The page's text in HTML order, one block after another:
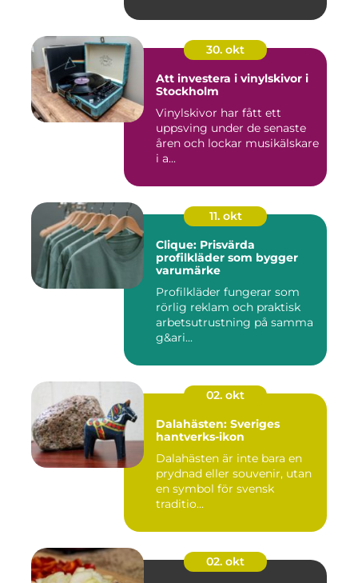
30. okt
Att investera i vinylskivor i
Stockholm
Vinylskivor har fått ett
uppsving under de senaste
åren och lockar musikälskare
i a...
11. okt
Clique: Prisvärda
profilkläder som bygger
varumärke
Profilkläder fungerar som
rörlig reklam och praktisk
arbetsutrustning på samma
g&ari...
02. okt
Dalahästen: Sveriges
hantverks-ikon
Dalahästen är inte bara en
prydnad eller souvenir, utan
en symbol för svensk
traditio...
02. okt